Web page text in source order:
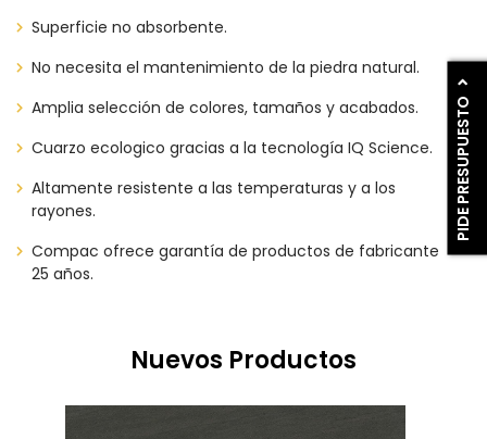
PIDE PRESUPUESTO
Superficie no absorbente.
No necesita el mantenimiento de la piedra natural.
Amplia selección de colores, tamaños y acabados.
Cuarzo ecologico gracias a la tecnología IQ Science.
Altamente resistente a las temperaturas y a los
rayones.
Compac ofrece garantía de productos de fabricante
25 años.
Nuevos Productos